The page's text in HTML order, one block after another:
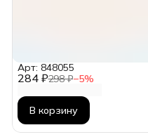
284 ₽298 ₽−5%
Арт: 848055
В корзину